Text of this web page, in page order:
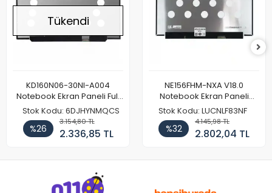
Tükendi
KD160N06-30NI-A004
Notebook Ekran Paneli Full
HD
Stok Kodu: 6DJHYNMQCS
%26
3.154,80 TL
2.336,85 TL
NE156FHM-NXA V18.0
Notebook Ekran Paneli
144Hz
Stok Kodu: LUCNLF83NF
%32
4.145,98 TL
2.802,04 TL